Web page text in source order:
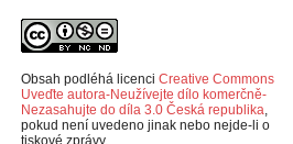
Obsah podléhá licenci Creative Commons
Uveďte autora-Neužívejte dílo komerčně-
Nezasahujte do díla 3.0 Česká republika,
pokud není uvedeno jinak nebo nejde-li o
tiskové zprávy.